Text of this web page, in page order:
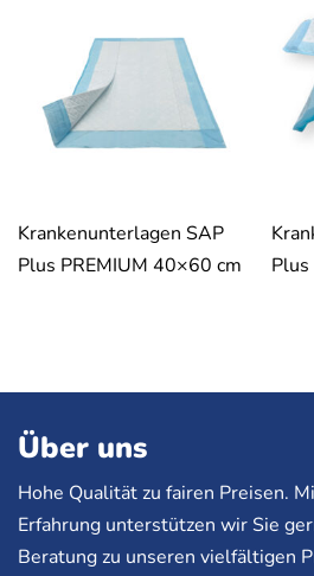
Krankenunterlagen SAP
Plus PREMIUM 40×60 cm
Über uns
Hohe Qualität zu fairen Preisen.
Erfahrung unterstützen wir Sie
Beratung zu unseren vielfältigen